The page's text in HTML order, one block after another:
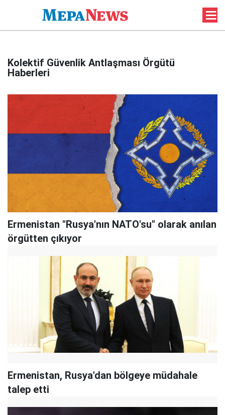
Kolektif Güvenlik Antlaşması Örgütü
Haberleri
Ermenistan "Rusya'nın NATO'su" olarak anılan
örgütten çıkıyor
Ermenistan, Rusya'dan bölgeye müdahale
talep etti